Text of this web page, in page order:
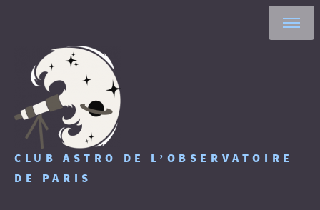
CLUB ASTRO DE L’OBSERVATOIRE
DE PARIS